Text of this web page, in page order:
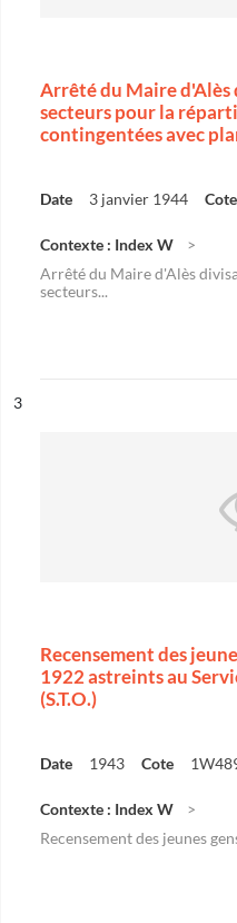
Arrêté du Maire d'Alès
secteurs pour la
contingentées avec
Date 3 janvier 1944 Cote
Contexte : Index W
Arrêté du Maire d'Alès
secteurs...
n°
3
Recensement des
1922 astreints au
(S.T.O.)
Date 1943 Cote
Contexte : Index W
Recensement des jeunes